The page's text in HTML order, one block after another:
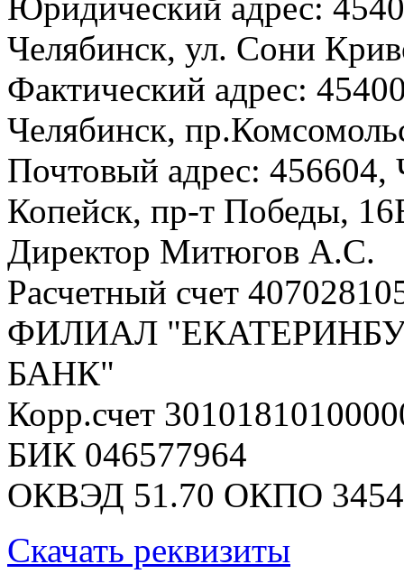
Юридический адрес:
Челябинск, ул. Сони
Фактический адрес:
Челябинск,
Почтовый адрес: 456604,
Копейск, пр-т Победы,
Директор Митюгов А.С.
Расчетный счет
ФИЛИАЛ
БАНК"
Корр.счет
БИК 046577964
ОКВЭД 51.70 ОКПО
Скачать реквизиты